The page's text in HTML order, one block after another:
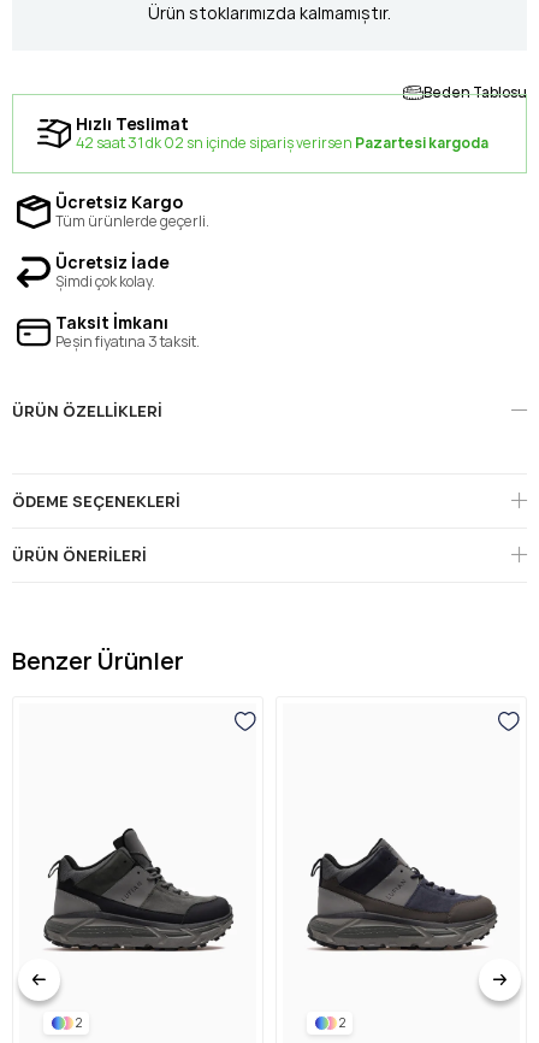
Ürün stoklarımızda kalmamıştır.
Beden Tablosu
Hızlı Teslimat
42 saat 31 dk 01 sn içinde sipariş verirsenPazartesi kargoda
Ücretsiz Kargo
Tüm ürünlerde geçerli.
Ücretsiz İade
Şimdi çok kolay.
Taksit İmkanı
Peşin fiyatına 3 taksit.
ÜRÜN ÖZELLIKLERI
ÖDEME SEÇENEKLERI
ÜRÜN ÖNERILERI
Benzer Ürünler
2 2